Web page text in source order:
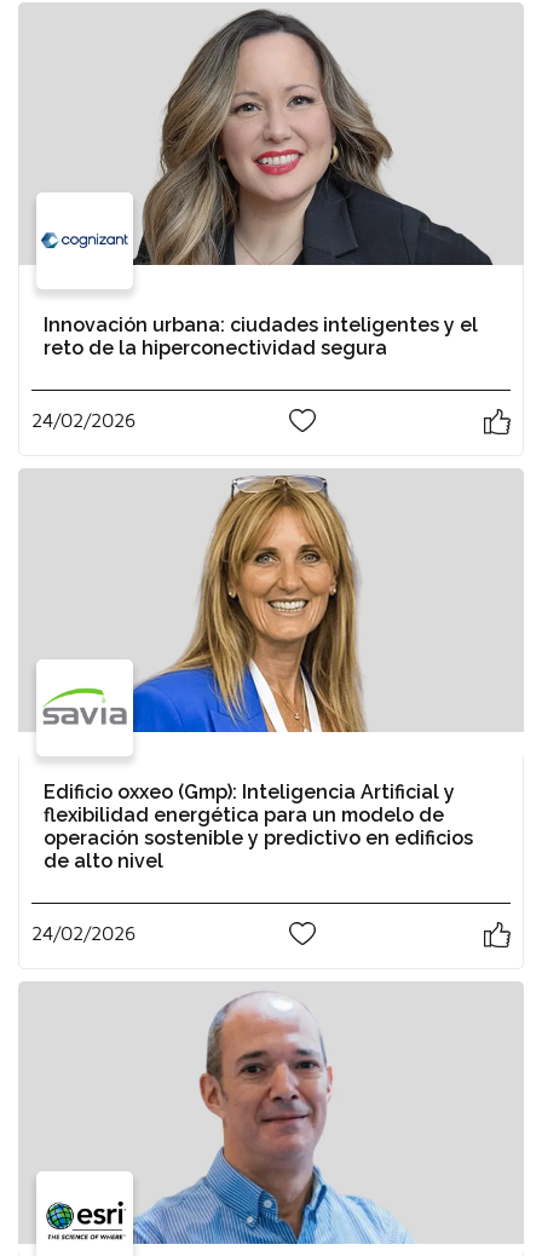
Innovación urbana: ciudades inteligentes y el
reto de la hiperconectividad segura
24/02/2026
Edificio oxxeo (Gmp): Inteligencia Artificial y
flexibilidad energética para un modelo de
operación sostenible y predictivo en edificios
de alto nivel
24/02/2026